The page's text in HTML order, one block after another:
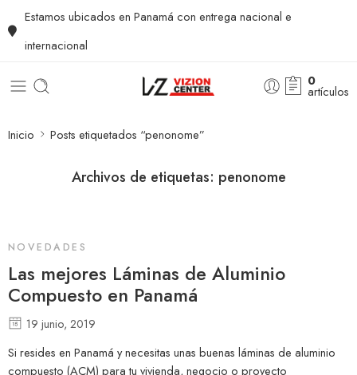
Estamos ubicados en Panamá con entrega nacional e
internacional
0
artículos
Inicio Posts etiquetados “penonome”
Archivos de etiquetas: penonome
NOVEDADES
Las mejores Láminas de Aluminio
Compuesto en Panamá
19 junio, 2019
Si resides en Panamá y necesitas unas buenas láminas de aluminio
compuesto (ACM) para tu vivienda, negocio o proyecto